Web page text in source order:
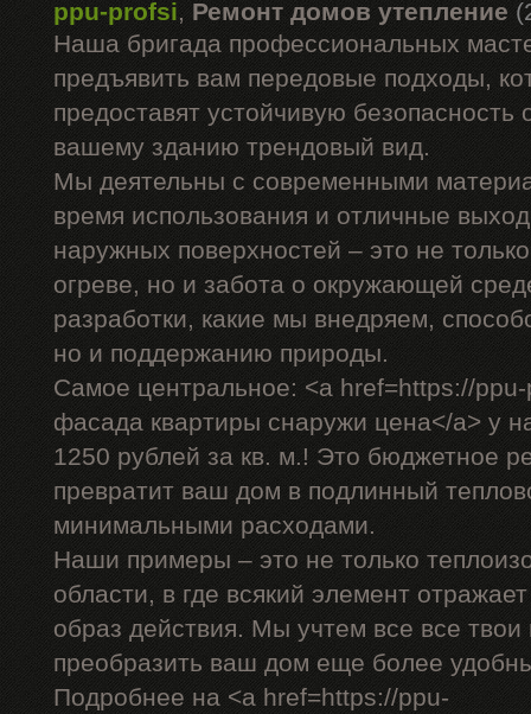
ppu-profsi, Ремонт домов утепление
Наша бригада профессиональных
предъявить вам передовые подходы,
предоставят устойчивую безопасность
вашему зданию трендовый вид.
Мы деятельны с современными
время использования и отличные
наружных поверхностей – это не
огреве, но и забота о окружающей
разработки, какие мы внедряем,
но и поддержанию природы.
Самое центральное: <a href=https://
фасада квартиры снаружи цена</a> у
1250 рублей за кв. м.! Это бюджетное
превратит ваш дом в подлинный
минимальными расходами.
Наши примеры – это не только
области, в где всякий элемент
образ действия. Мы учтем все все
преобразить ваш дом еще более
Подробнее на <a href=https://ppu-